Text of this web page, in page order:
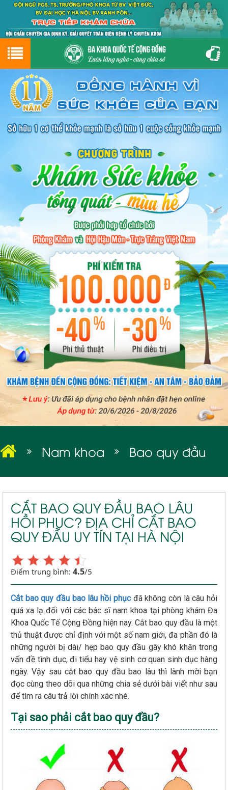
Hotline0243.9656.999tư vấn miễn phí
GIỚI THIỆU
GIỚI THIỆU VỀ PHÒNG KHÁM
CƠ SỞ VẬT CHẤT
ĐẶT HẸN LỊCH KHÁM
ĐƯỜNG TỚI PHÒNG KHÁM
PHỤ KHOA
BỆNH HẬU MÔN
BỆNH XÃ HỘI
Nam khoa Bao quy đầu
CẮT BAO QUY ĐẦU BAO LÂU
HỒI PHỤC? ĐỊA CHỈ CẮT BAO
QUY ĐẦU UY TÍN TẠI HÀ NỘI
Điểm trung bình: 4.5/5
Cắt bao quy đầu bao lâu hồi phụcđã không còn là câu hỏi
quá xa lạ đối với các bác sĩ nam khoa tại phòng khám Đa
Khoa Quốc Tế Cộng Đồng hiện nay. Cắt bao quy đầu là một
thủ thuật được chỉ định với một số nam giới, đa phần đó là
những người bị dài/ hẹp bao quy đầu gây khó khăn trong
vấn đề tình dục, đi tiểu hay vệ sinh cơ quan sinh dục hàng
ngày. Vậy sau cắt bao quy đầu bao lâu thì lành mời bạn
đọc cùng theo dõi qua những chia sẻ dưới bài viết như sau
để tìm ra câu trả lời chính xác nhé.
Tại sao phải cắt bao quy đầu?